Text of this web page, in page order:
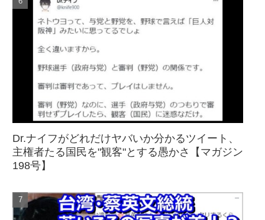
Dr.ナイフがどれだけヤバいか分かるツイート、
主権者たる国民を"観客"とする愚かさ【マガジン
198号】